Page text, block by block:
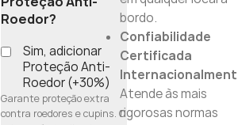
Roedor?
Sim, adicionar
Proteção Anti-
Roedor (+30%)
Garante proteção extra
contra roedores e cupins. O
bordo.
Confiabilidade
Certificada
Atende às mais
rigorosas normas